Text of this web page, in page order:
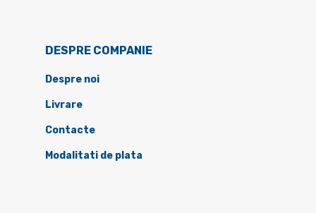
DESPRE COMPANIE
Despre noi
Livrare
Contacte
Modalitati de plata